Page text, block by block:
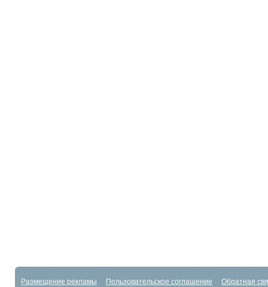
Размещение рекламы Пользовательское соглашение Обратная